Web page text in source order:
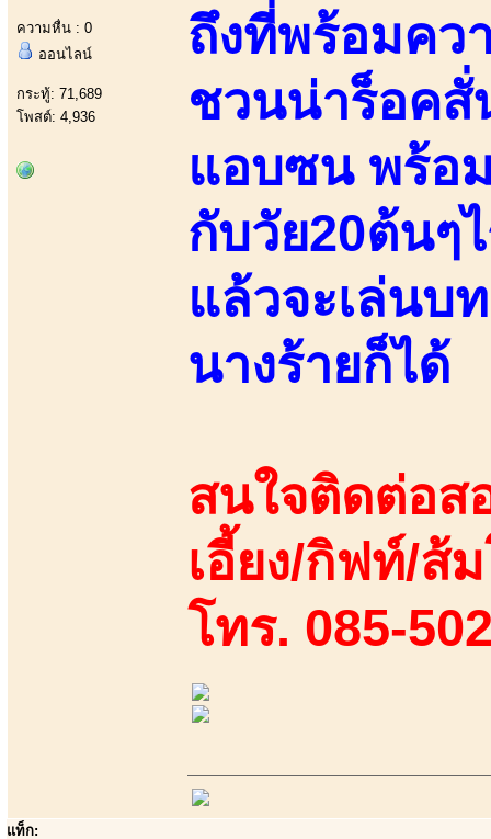
ความหื่น : 0
ออนไลน์
กระทู้: 71,689
โพสต์: 4,936
ถึงที่พร้อมคว
ชวนน่าร็อคสั่
แอบซน พร้อ
กับวัย20ต้นๆ
แล้วจะเล่นบ
นางร้ายก็ได้
สนใจติดต่อส
เอี้ยง/กิฟท์/ส้
โทร. 085-
แท็ก: